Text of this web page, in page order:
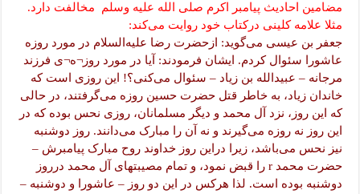
مضامین احادیث پیامبر اکرم صلی الله علیه وسلم مخالفت دارد.
مثلا علامه کلینی درکتاب خود روایت می‌کند:
جعفر بن عیسی می‌گوید: ازحضرت رضا علیه‌السلام در مورد روزه
عاشورا سئوال کردم. ایشان فرمودند: آیا در مورد روز¬ه¬ی فرزند
مرجانه – عبیدالله بن زیاد – سئوال می‌کنی؟! این روزی است که
خاندان زیاد، به خاطر قتل حضرت حسین روزه می‌گرفتند، در حالی
که این روز، نزد آل محمد و دیگر مسلمانان، روزی نحس بوده که در
این روز نه روزه می‌گیرند و نه آن را مبارک می‌دانند. روز دوشنبه
نیز نحس می‌باشد، زیرا دراین روز خداوند روح مبارک پیامبرش –
حضرت محمد r را قبض نمود، و تمام مصیبتهای آل محمد درروز
دوشنبه بوده است. لذا هرکس در این دو روز – عاشورا و دوشنبه –